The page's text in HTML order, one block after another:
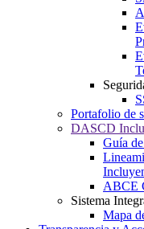
Portafolio de
DASCD
Guía
ABCE
Sistema
Mapa